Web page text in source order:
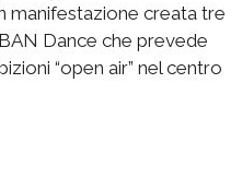
manifestazione creata tre
Dance che prevede
“open air” nel centro